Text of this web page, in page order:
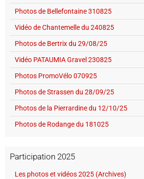
Photos de Bellefontaine 310825
Vidéo de Chantemelle du 240825
Photos de Bertrix du 29/08/25
Vidéo PATAUMIA Gravel 230825
Photos PromoVélo 070925
Photos de Strassen du 28/09/25
Photos de la Pierrardine du 12/10/25
Photos de Rodange du 181025
Participation 2025
Les photos et vidéos 2025 (Archives)